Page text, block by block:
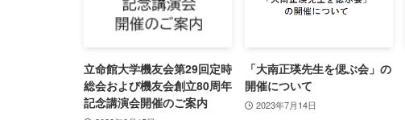
立命館大学機友会第29回定時
総会および機友会創立80周年
記念講演会開催のご案内
「大南正瑛先生を偲ぶ会」の
開催について
2023年7月14日